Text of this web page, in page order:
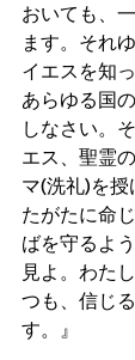
おいても、
ます。それ
イエスを知
あらゆる国
しなさい。
エス、聖霊
マ(洗礼)を
たがたに命
ばを守るよ
見よ。わた
つも、信じ
す。』